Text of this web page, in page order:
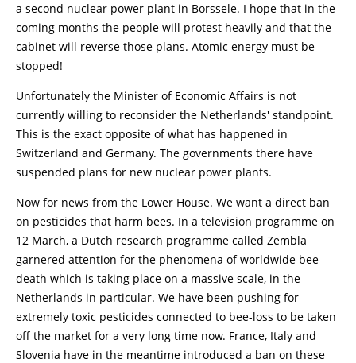
a second nuclear power plant in Borssele. I hope that in the
coming months the people will protest heavily and that the
cabinet will reverse those plans. Atomic energy must be
stopped!
Unfortunately the Minister of Economic Affairs is not
currently willing to reconsider the Netherlands' standpoint.
This is the exact opposite of what has happened in
Switzerland and Germany. The governments there have
suspended plans for new nuclear power plants.
Now for news from the Lower House. We want a direct ban
on pesticides that harm bees. In a television programme on
12 March, a Dutch research programme called Zembla
garnered attention for the phenomena of worldwide bee
death which is taking place on a massive scale, in the
Netherlands in particular. We have been pushing for
extremely toxic pesticides connected to bee-loss to be taken
off the market for a very long time now. France, Italy and
Slovenia have in the meantime introduced a ban on these